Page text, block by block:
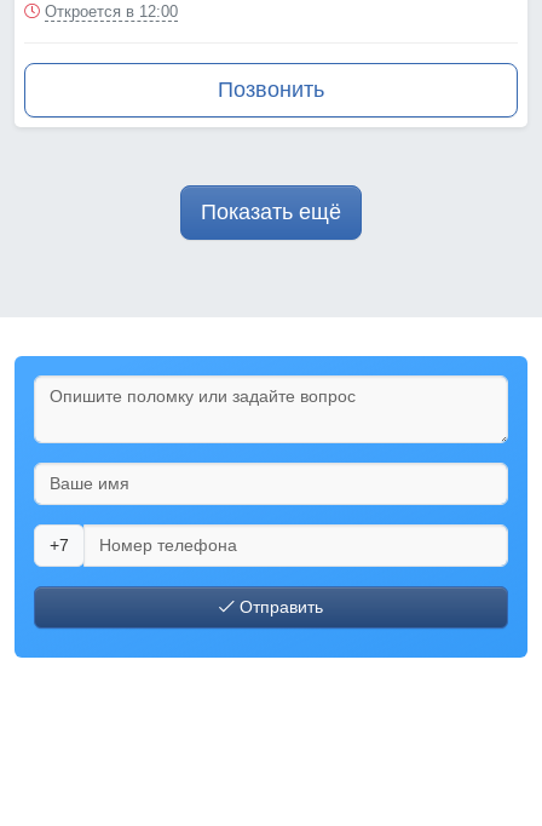
Откроется в 12:00
Позвонить
Показать ещё
+7
Отправить